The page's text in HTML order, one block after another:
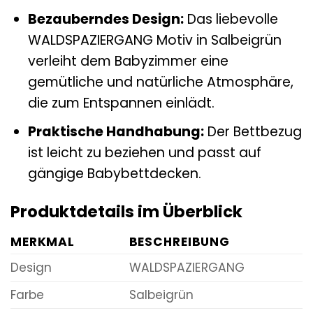
Bezauberndes Design:Das liebevolle
WALDSPAZIERGANG Motiv in Salbeigrün
verleiht dem Babyzimmer eine
gemütliche und natürliche Atmosphäre,
die zum Entspannen einlädt.
Praktische Handhabung:Der Bettbezug
ist leicht zu beziehen und passt auf
gängige Babybettdecken.
Produktdetails im Überblick
MERKMAL
BESCHREIBUNG
Design
WALDSPAZIERGANG
Farbe
Salbeigrün